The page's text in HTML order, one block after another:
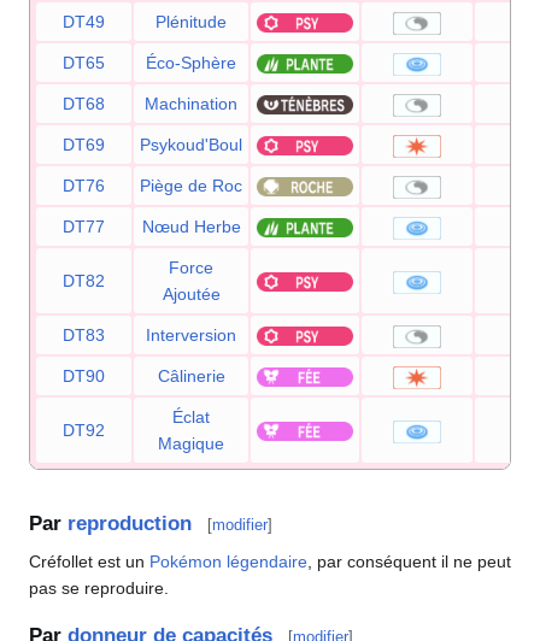
DT49 Plénitude
DT65 Éco-Sphère
DT68 Machination
DT69 Psykoud'Boul
DT76 Piège de Roc
DT77 Nœud Herbe
DT82
Force
Ajoutée
DT83 Interversion
DT90 Câlinerie
DT92
Éclat
Magique
Par reproduction [modifier]
Créfollet est un Pokémon légendaire, par conséquent il ne peut
pas se reproduire.
Par donneur de capacités [modifier]